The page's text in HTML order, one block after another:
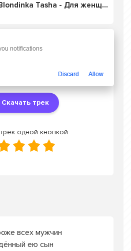
Слушать Blondinka Tasha - Для женщины дороже всех мужчин
Blondinka Tasha - Для
Скачать трек
одной кнопкой
всех мужчин
ею сын
notifications
Discard Allow